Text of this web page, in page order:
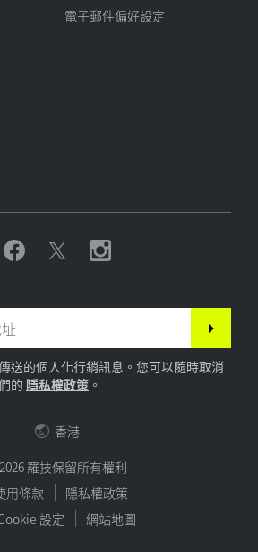
電子郵件偏好設定
送的個人化行銷訊息。您可以隨時取消
的 隱私權政策 。
羅技保留所有權利
用條款
隱私權政策
設定
網站地圖
香港